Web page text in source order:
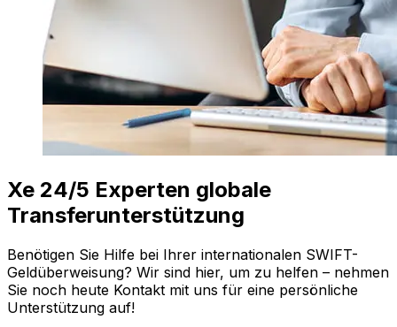
Xe 24/5 Experten globale
Transferunterstützung
Benötigen Sie Hilfe bei Ihrer internationalen SWIFT-
Geldüberweisung? Wir sind hier, um zu helfen – nehmen
Sie noch heute Kontakt mit uns für eine persönliche
Unterstützung auf!